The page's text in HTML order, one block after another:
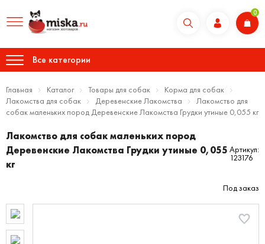
0
Все категории
Главная Каталог Товары для собак
Корма для собак
Лакомства для собак
Деревенские Лакомства
Лакомство для
собак маленьких пород Деревенские Лакомства Грудки утиные 0,055 кг
Лакомство для собак маленьких пород
Деревенские Лакомства Грудки утиные 0,055
кг
Артикул:
123176
Под заказ